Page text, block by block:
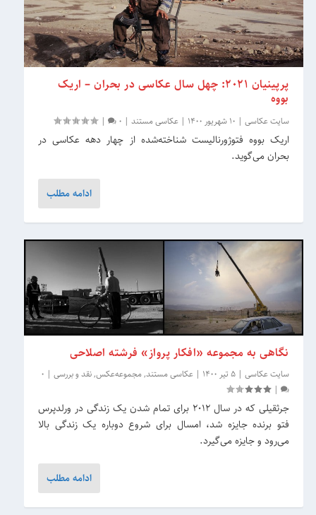
پرپینیان 2021: چهل سال عکاسی در بحران – اریک
بووه
سایت عکاسی | 10 شهریور 1400 |عکاسی مستند |
0
|
اریک بووه فتوژورنالیست شناخته‌شده از چهار دهه عکاسی در
بحران می‌گوید.
ادامه مطلب
نگاهی به مجموعه «افکار پرواز» فرشته اصلاحی
سایت عکاسی |5 تیر 1400 |عکاسی مستند,مجموعه‌عکس,نقد و بررسی |
0
|
جرثقیلی که در سال ۲۰۱۲ برای تمام شدن یک زندگی در ورلدپرس
فتو برنده جایزه شد، امسال برای شروع دوباره یک زندگی بالا
می‌رود و جایزه می‌گیرد.
ادامه مطلب